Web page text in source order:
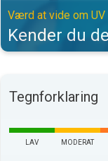
Værd at vide om UV
Kender du
Tegnforklaring
LAV MODERAT